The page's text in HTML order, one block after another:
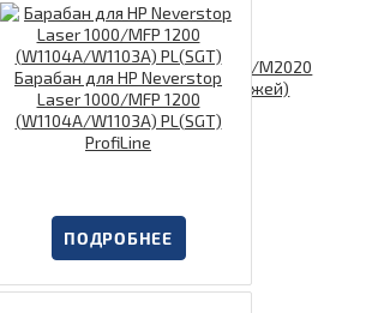
HP Neverstop Laser 1000/MFP
1200 (W1104A/W1103A) PL(SG
T) ProfiLine
ПОДРОБНЕЕ